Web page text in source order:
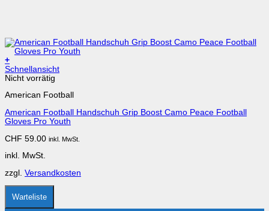
+
Dieses
Produkt
mehrere
auf.
Die
können
der
gewählt
werden
Schnellansicht
Nicht vorrätig
American Football
American Football Handschuh Grip Boost Camo Peace Football
Gloves Pro Youth
CHF 59.00 inkl. MwSt.
inkl. MwSt.
zzgl. Versandkosten
Warteliste